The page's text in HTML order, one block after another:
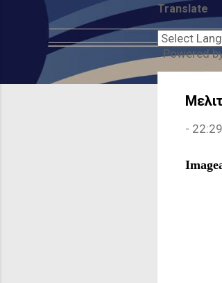
Translate
Powered
- 22:29